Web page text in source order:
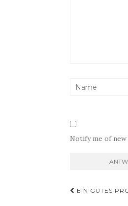
Notify me of new
EIN GUTES